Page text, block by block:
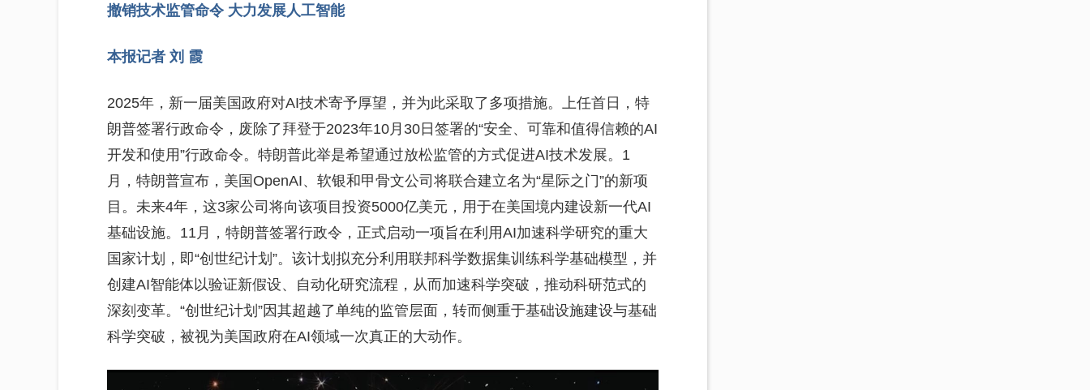
撤销技术监管命令 大力发展人工智能
本报记者 刘 霞
2025年，新一届美国政府对AI技术寄予厚望，并为此采取了多项措施。上任首日，特
朗普签署行政命令，废除了拜登于2023年10月30日签署的“安全、可靠和值得信赖的AI
开发和使用”行政命令。特朗普此举是希望通过放松监管的方式促进AI技术发展。1
月，特朗普宣布，美国OpenAI、软银和甲骨文公司将联合建立名为“星际之门”的新项
目。未来4年，这3家公司将向该项目投资5000亿美元，用于在美国境内建设新一代AI
基础设施。11月，特朗普签署行政令，正式启动一项旨在利用AI加速科学研究的重大
国家计划，即“创世纪计划”。该计划拟充分利用联邦科学数据集训练科学基础模型，并
创建AI智能体以验证新假设、自动化研究流程，从而加速科学突破，推动科研范式的
深刻变革。“创世纪计划”因其超越了单纯的监管层面，转而侧重于基础设施建设与基础
科学突破，被视为美国政府在AI领域一次真正的大动作。